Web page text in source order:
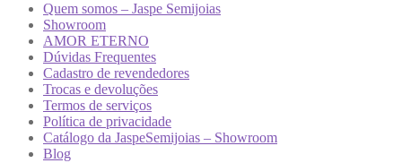
Quem somos – Jaspe Semijoias
Showroom
AMOR ETERNO
Dúvidas Frequentes
Cadastro de revendedores
Trocas e devoluções
Termos de serviços
Política de privacidade
Catálogo da JaspeSemijoias – Showroom
Blog